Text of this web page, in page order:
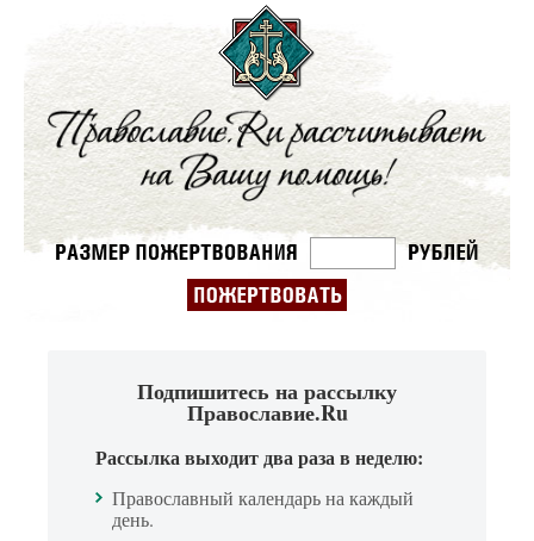
Подпишитесь на рассылку
Православие.Ru
Рассылка выходит два раза в неделю:
Православный календарь на каждый
день.